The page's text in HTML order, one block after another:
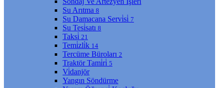
Su Arıtma 8
Su Damacana Servi̇si̇ 7
Su Tesi̇satı 8
Taksi̇ 21
Temi̇zli̇k 14
Tercüme Büroları 2
Traktör Tami̇ri̇ 5
Vi̇danjör
Yangın Söndürme